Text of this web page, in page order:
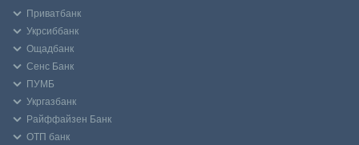
Приватбанк
Укрсиббанк
Ощадбанк
Сенс Банк
ПУМБ
Укргазбанк
Райффайзен Банк
ОТП банк